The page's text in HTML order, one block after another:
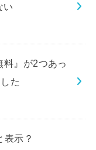
い
料』が2つあっ
た
表示？